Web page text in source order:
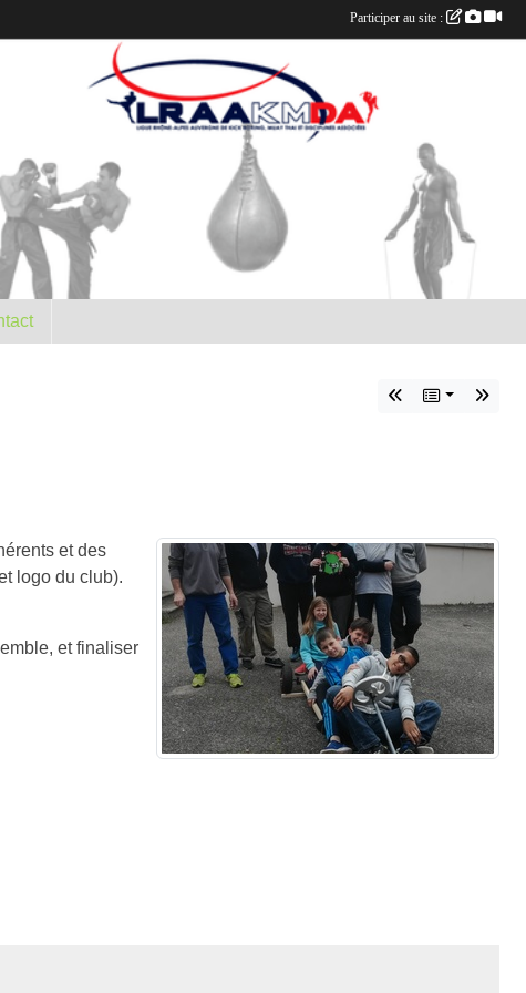
et des
logo du club).
et finaliser
Participer au site :